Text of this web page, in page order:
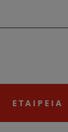
ΕΤΑΙΡΕΙΑ